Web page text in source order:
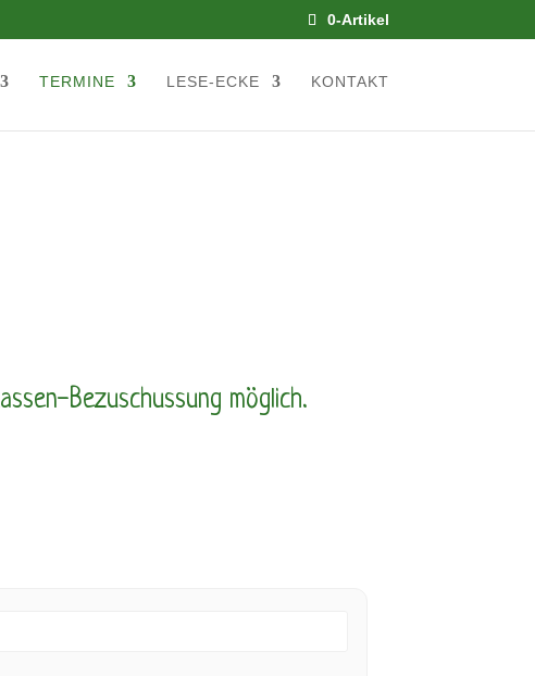
0-Artikel
TERMINE LESE-ECKE KONTAKT
Bezuschussung möglich.